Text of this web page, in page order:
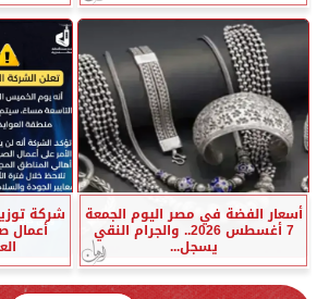
أسعار الفضة في مصر اليوم الجمعة
7 أغسطس 2026.. والجرام النقي
يسجل...
شركة
أعمال